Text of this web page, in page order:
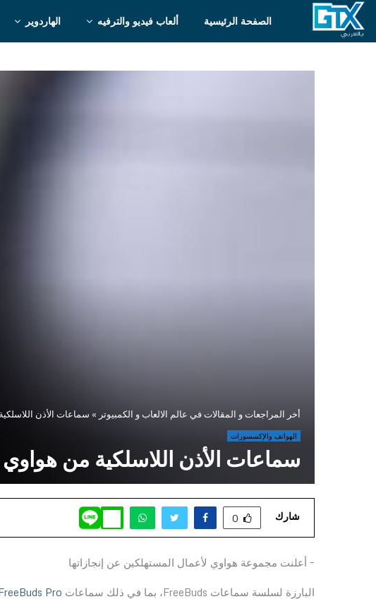
الصفحة الرئيسية ألعاب فيديو والترفيه الهاردوير
أخر المراجعات و المقالات في عالم الالعاب و الكمبيوتر » سماعات الأذن
الهواتف والإكسسورات
سماعات الأذن اللاسلكية من
شارك 0
– أعلنت مجموعة هواوي لأعمال المستهلكين عن إنجازاتها
البارزة لسلسة سماعات FreeBuds، بما في ذلك سماعات Pro